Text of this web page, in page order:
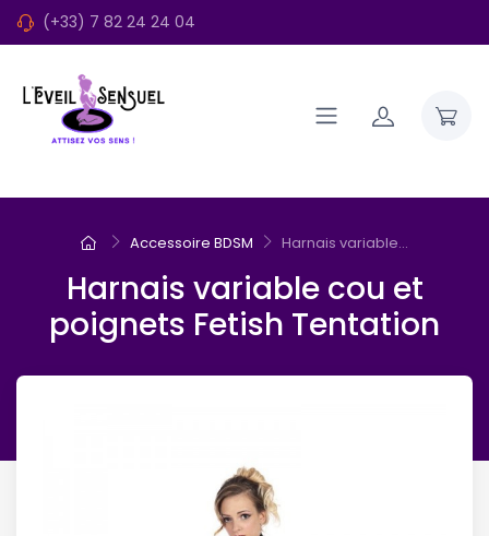
(+33) 7 82 24 24 04
Accessoire BDSM Harnais variable...
Harnais variable cou et
poignets Fetish Tentation